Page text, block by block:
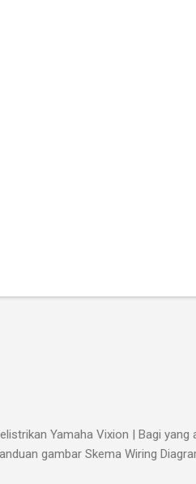
Yamaha Vixion | Bagi yang
gambar Skema Wiring